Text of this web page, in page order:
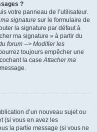
?
votre panneau de l’utilisateur.
signature sur le formulaire de
la signature par défaut à
ma signature » à partir du
forum --> Modifier les
toujours empêcher une
la caseAttacher ma
d’un nouveau sujet ou
(si vous en avez les
la partie message (si vous ne